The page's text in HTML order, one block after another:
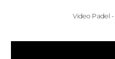
Video Padel -